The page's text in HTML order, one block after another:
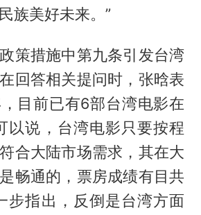
族美好未来。”
策措施中第九条引发台湾
回答相关提问时，张晗表
目前已有6部台湾电影在
以说，台湾电影只要按程
合大陆市场需求，其在大
畅通的，票房成绩有目共
步指出，反倒是台湾方面